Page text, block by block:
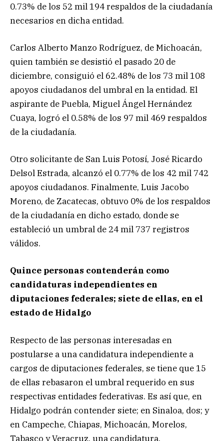
0.73% de los 52 mil 194 respaldos de la ciudadanía
necesarios en dicha entidad.
Carlos Alberto Manzo Rodríguez, de Michoacán,
quien también se desistió el pasado 20 de
diciembre, consiguió el 62.48% de los 73 mil 108
apoyos ciudadanos del umbral en la entidad. El
aspirante de Puebla, Miguel Ángel Hernández
Cuaya, logró el 0.58% de los 97 mil 469 respaldos
de la ciudadanía.
Otro solicitante de San Luis Potosí, José Ricardo
Delsol Estrada, alcanzó el 0.77% de los 42 mil 742
apoyos ciudadanos. Finalmente, Luis Jacobo
Moreno, de Zacatecas, obtuvo 0% de los respaldos
de la ciudadanía en dicho estado, donde se
estableció un umbral de 24 mil 737 registros
válidos.
Quince personas contenderán como
candidaturas independientes en
diputaciones federales; siete de ellas, en el
estado de Hidalgo
Respecto de las personas interesadas en
postularse a una candidatura independiente a
cargos de diputaciones federales, se tiene que 15
de ellas rebasaron el umbral requerido en sus
respectivas entidades federativas. Es así que, en
Hidalgo podrán contender siete; en Sinaloa, dos; y
en Campeche, Chiapas, Michoacán, Morelos,
Tabasco y Veracruz, una candidatura.